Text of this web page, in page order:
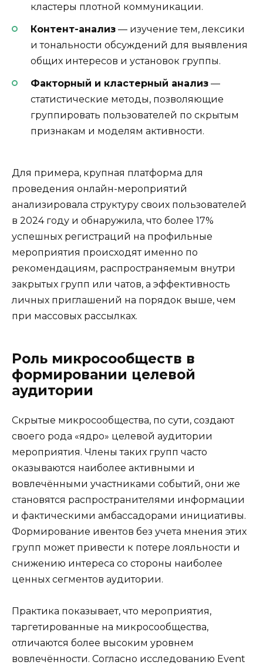
кластеры плотной коммуникации.
Контент-анализ — изучение тем, лексики
и тональности обсуждений для выявления
общих интересов и установок группы.
Факторный и кластерный анализ —
статистические методы, позволяющие
группировать пользователей по скрытым
признакам и моделям активности.
Для примера, крупная платформа для
проведения онлайн-мероприятий
анализировала структуру своих пользователей
в 2024 году и обнаружила, что более 17%
успешных регистраций на профильные
мероприятия происходят именно по
рекомендациям, распространяемым внутри
закрытых групп или чатов, а эффективность
личных приглашений на порядок выше, чем
при массовых рассылках.
Роль микросообществ в
формировании целевой
аудитории
Скрытые микросообщества, по сути, создают
своего рода «ядро» целевой аудитории
мероприятия. Члены таких групп часто
оказываются наиболее активными и
вовлечёнными участниками событий, они же
становятся распространителями информации
и фактическими амбассадорами инициативы.
Формирование ивентов без учета мнения этих
групп может привести к потере лояльности и
снижению интереса со стороны наиболее
ценных сегментов аудитории.
Практика показывает, что мероприятия,
таргетированные на микросообщества,
отличаются более высоким уровнем
вовлечённости. Согласно исследованию Event